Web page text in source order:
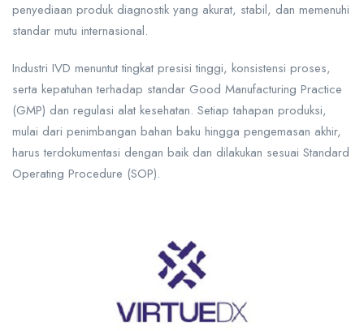
penyediaan produk diagnostik yang akurat, stabil, dan memenuhi
standar mutu internasional.
Industri IVD menuntut tingkat presisi tinggi, konsistensi proses,
serta kepatuhan terhadap standar Good Manufacturing Practice
(GMP) dan regulasi alat kesehatan. Setiap tahapan produksi,
mulai dari penimbangan bahan baku hingga pengemasan akhir,
harus terdokumentasi dengan baik dan dilakukan sesuai Standard
Operating Procedure (SOP).